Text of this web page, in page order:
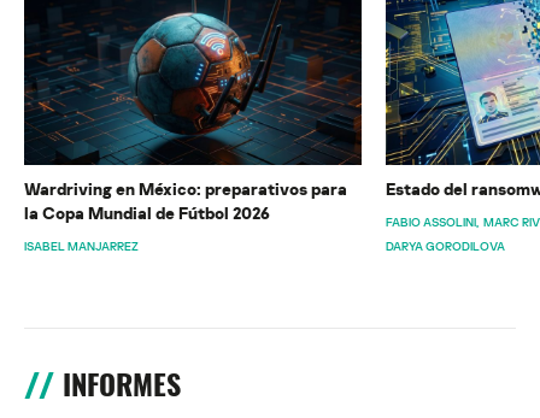
Wardriving en México: preparativos para
la Copa Mundial de Fútbol 2026
ISABEL MANJARREZ
Estado del
FABIO ASSOLINI MARC
DARYA GORODILOVA
INFORMES